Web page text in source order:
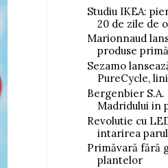
Studiu IKEA:
20 de zile de
Marionnaud
produse
Sezamo
PureCycle,
Bergenbier
Madridului in
Revolutie cu
intarirea
Primăvară fără
plantelor